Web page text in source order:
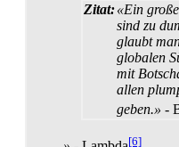
Zitat:«Ein
sind zu
glaubt
globalen
mit
allen
geben.» -
[6]